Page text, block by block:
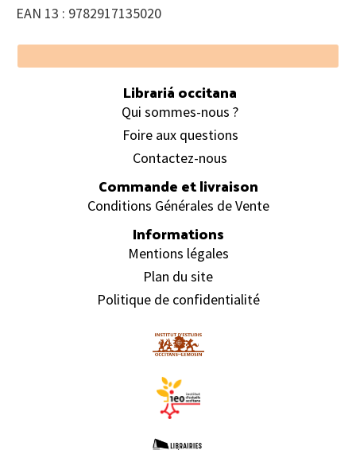
EAN 13 : 9782917135020
Footer
Librariá occitana
Qui sommes-nous ?
Foire aux questions
Contactez-nous
Commande et livraison
Conditions Générales de Vente
Informations
Mentions légales
Plan du site
Politique de confidentialité